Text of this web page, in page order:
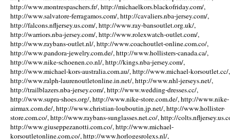
http://www.montrespaschers.fr/, http://michaelkors.blackofriday.com/,
http://www.salvatore-ferragamos.com/, http://cavaliers.nba-jersey.com/,
http://falcons.nfljersey.us.com/, http://www.ray-bansoutlet.org.uk/,
http://warriors.nba-jersey.com/, http://www.rolexwatch-outlet.com/,
http://www.raybans-outlet.nl/, http://www.coachoutlet-online.com.co/,
http://www.pandora-jewelry.com.de/, http://www.hollisters-canada.ca/,
http://www.nike-schoenen.co.nl/, http://kings.nba-jersey.com/,
http://www.michael-kors-australia.com.au/, http://www.michael-korsoutlet.cc/,
http://www.ralph-laurenoutletonline.in.net/, http://www.nhl-jerseys.net/,
http://trailblazers.nba-jersey.com/, http://www.wedding-dresses.cc/,
http://www.supra-shoes.org/, http://www.nike-store.com.de/, http://www.nike-
airmax.com.de/, http://www.christian-louboutin.jp.net/, http://www.hollister-
store.com.co/, http://www.raybans-sunglasses.net.co/, http://
http://www.giuseppezanotti.com.co/, http://www.michael-
korsoutletonline.com.co/, http://www.horlogesrolexs.nl/,